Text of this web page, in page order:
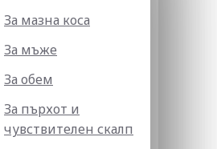
За мазна коса
За мъже
За обем
За пърхот и
чувствителен скалп